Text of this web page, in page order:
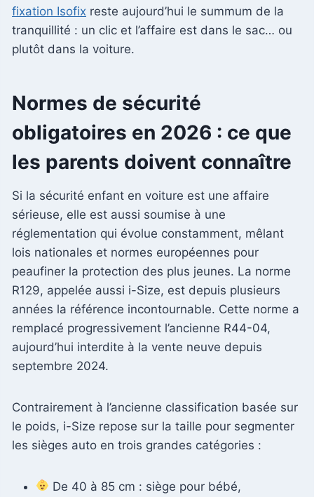
fixation Isofix reste aujourd’hui le summum de la
tranquillité : un clic et l’affaire est dans le sac… ou
plutôt dans la voiture.
Normes de sécurité
obligatoires en 2026 : ce que
les parents doivent connaître
Si la sécurité enfant en voiture est une affaire
sérieuse, elle est aussi soumise à une
réglementation qui évolue constamment, mêlant
lois nationales et normes européennes pour
peaufiner la protection des plus jeunes. La norme
R129, appelée aussi i-Size, est depuis plusieurs
années la référence incontournable. Cette norme a
remplacé progressivement l’ancienne R44-04,
aujourd’hui interdite à la vente neuve depuis
septembre 2024.
Contrairement à l’ancienne classification basée sur
le poids, i-Size repose sur la taille pour segmenter
les sièges auto en trois grandes catégories :
De 40 à 85 cm : siège pour bébé,